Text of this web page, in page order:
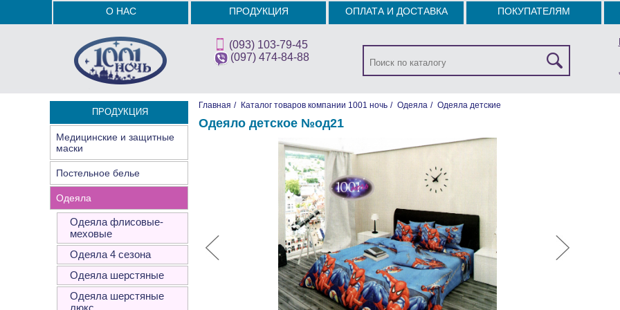
О НАС ПРОДУКЦИЯ ОПЛАТА И ДОСТАВКА ПОКУПАТЕЛЯМ
(093) 103-79-45
(097) 474-84-88
ПРОДУКЦИЯ
Медицинские и защитные
маски
Постельное белье
Одеяла
Одеяла флисовые-
меховые
Одеяла 4 сезона
Одеяла шерстяные
Одеяла шерстяные
люкс
Главная / Каталог товаров компании 1001 ночь / Одеяла / Одеяла детские
Одеяло детское №од21